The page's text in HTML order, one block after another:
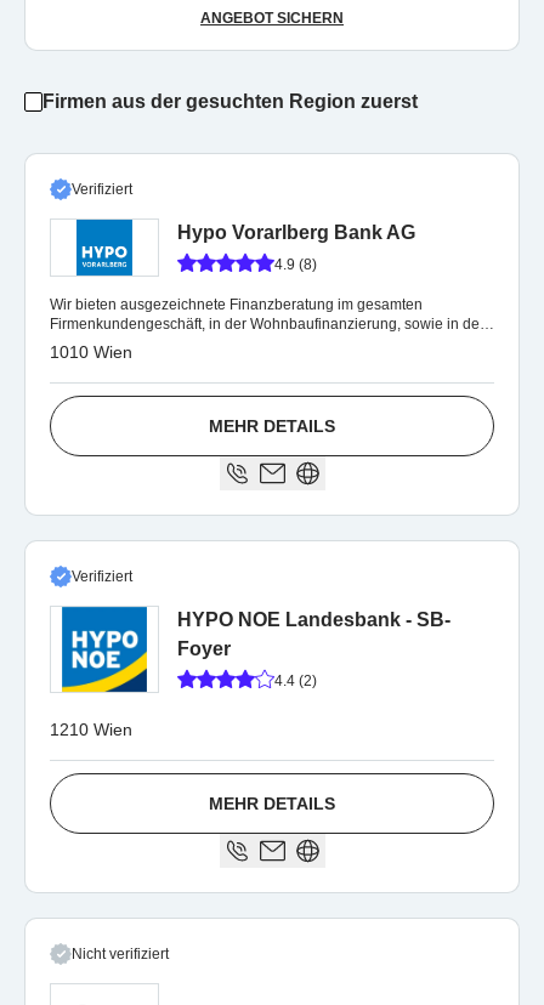
ANGEBOT SICHERN
Firmen aus der gesuchten Region zuerst
Verifiziert
Hypo Vorarlberg Bank AG
4.9 (8)
Wir bieten ausgezeichnete Finanzberatung im gesamten
Firmenkundengeschäft, in der Wohnbaufinanzierung, sowie in der
Anlageberatung und Vermögensaufbau
1010 Wien
MEHR DETAILS
Verifiziert
HYPO NOE Landesbank - SB-
Foyer
4.4 (2)
1210 Wien
MEHR DETAILS
Nicht verifiziert